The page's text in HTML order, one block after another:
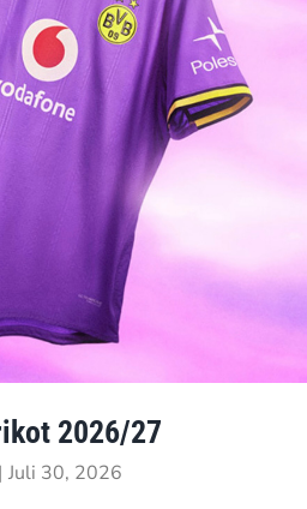
2026/27
| Juli 30, 2026